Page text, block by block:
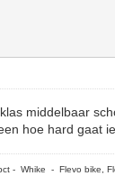
middelbaar
hoe hard gaat
- Whike - Flevo bike,